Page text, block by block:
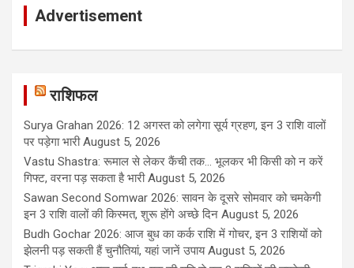
Advertisement
राशिफल
Surya Grahan 2026: 12 अगस्त को लगेगा सूर्य ग्रहण, इन 3 राशि वालों
पर पड़ेगा भारी August 5, 2026
Vastu Shastra: रूमाल से लेकर कैंची तक... भूलकर भी किसी को न करें
गिफ्ट, वरना पड़ सकता है भारी August 5, 2026
Sawan Second Somwar 2026: सावन के दूसरे सोमवार को चमकेगी
इन 3 राशि वालों की किस्मत, शुरू होंगे अच्छे दिन August 5, 2026
Budh Gochar 2026: आज बुध का कर्क राशि में गोचर, इन 3 राशियों को
झेलनी पड़ सकती हैं चुनौतियां, यहां जानें उपाय August 5, 2026